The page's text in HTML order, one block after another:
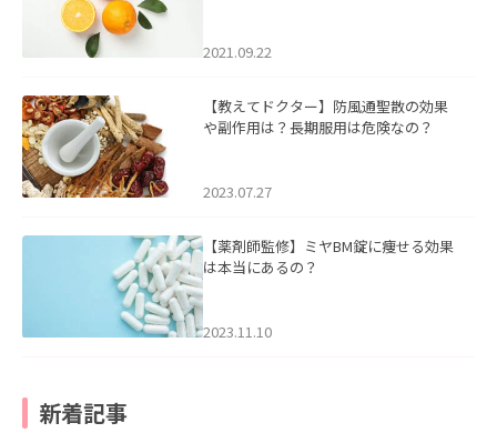
2021.09.22
【教えてドクター】防風通聖散の効果
や副作用は？長期服用は危険なの？
2023.07.27
【薬剤師監修】ミヤBM錠に痩せる効果
は本当にあるの？
2023.11.10
新着記事